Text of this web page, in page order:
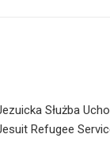
Służba
Refugee